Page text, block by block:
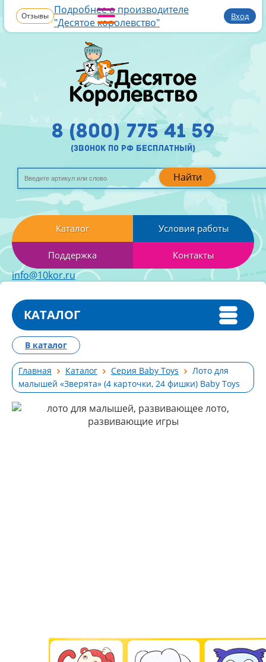
Отзывы Подробнее о производителе
"Десятое королевство"
Вход
Найти
8 (800) 775 41 59
(звонок по рф бесплатный)
Каталог Условия работы
Поддержка Контакты
info@10kor.ru
КАТАЛОГ
Главная Каталог Серия Baby Toys
Лото для
малышей «Зверята» (4 карточки, 24 фишки) Baby Toys
В каталог